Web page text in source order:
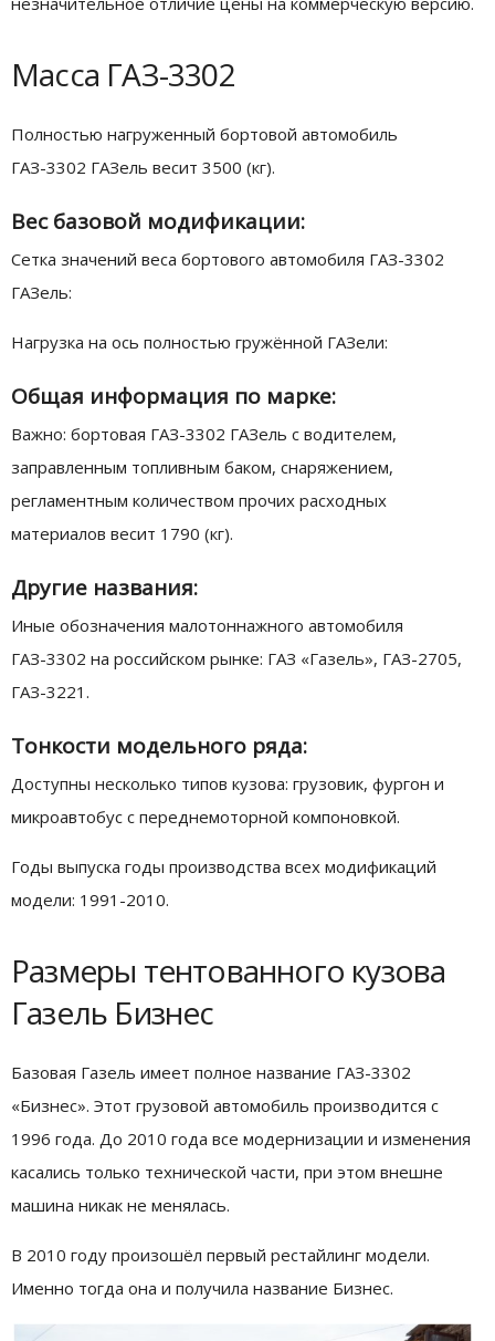
Масса ГАЗ-3302
Полностью нагруженный бортовой автомобиль
ГАЗ-3302 ГАЗель весит 3500 (кг).
Вес базовой модификации:
Сетка значений веса бортового автомобиля ГАЗ-3302
ГАЗель:
Нагрузка на ось полностью гружённой ГАЗели:
Общая информация по марке:
Важно: бортовая ГАЗ-3302 ГАЗель с водителем,
заправленным топливным баком, снаряжением,
регламентным количеством прочих расходных
материалов весит 1790 (кг).
Другие названия:
Иные обозначения малотоннажного автомобиля
ГАЗ-3302 на российском рынке: ГАЗ «Газель», ГАЗ-2705,
ГАЗ-3221.
Тонкости модельного ряда:
Доступны несколько типов кузова: грузовик, фургон и
микроавтобус с переднемоторной компоновкой.
Годы выпуска годы производства всех модификаций
модели: 1991-2010.
Размеры тентованного кузова
Газель Бизнес
Базовая Газель имеет полное название ГАЗ-3302
«Бизнес». Этот грузовой автомобиль производится с
1996 года. До 2010 года все модернизации и изменения
касались только технической части, при этом внешне
машина никак не менялась.
В 2010 году произошёл первый рестайлинг модели.
Именно тогда она и получила название Бизнес.